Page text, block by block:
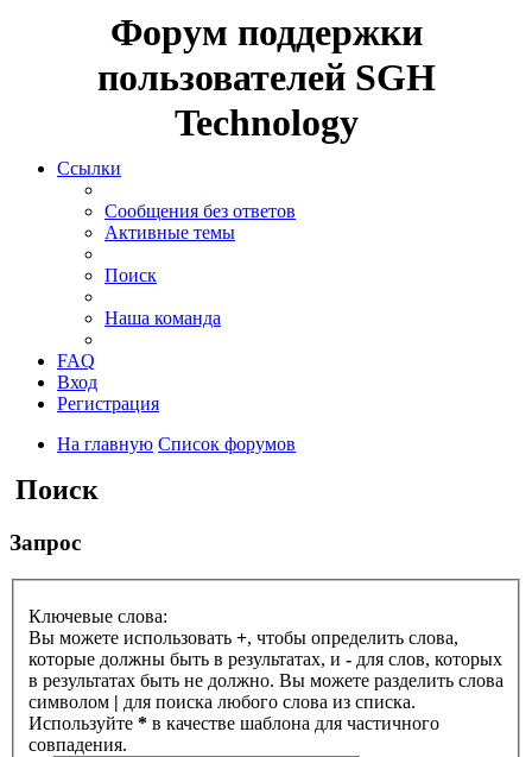
Форум поддержки
пользователей SGH
Technology
Ссылки
Сообщения без ответов
Активные темы
Поиск
Наша команда
FAQ
Вход
Регистрация
На главную Список форумов
Поиск
Запрос
Ключевые слова:
Вы можете использовать +, чтобы определить слова,
которые должны быть в результатах, и - для слов, которых
в результатах быть не должно. Вы можете разделить слова
символом | для поиска любого слова из списка.
Используйте * в качестве шаблона для частичного
совпадения.